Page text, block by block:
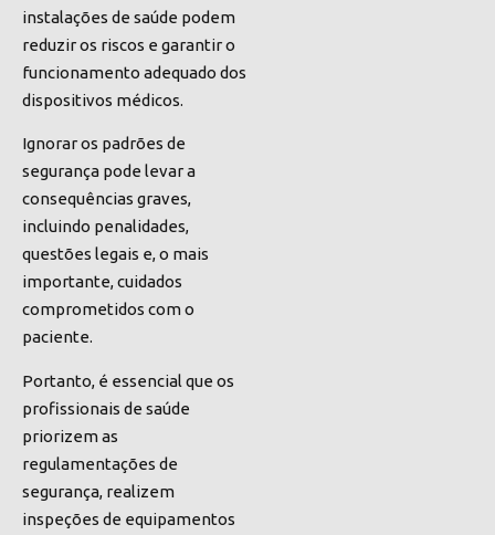
instalações de saúde podem
reduzir os riscos e garantir o
funcionamento adequado dos
dispositivos médicos.
Ignorar os padrões de
segurança pode levar a
consequências graves,
incluindo penalidades,
questões legais e, o mais
importante, cuidados
comprometidos com o
paciente.
Portanto, é essencial que os
profissionais de saúde
priorizem as
regulamentações de
segurança, realizem
inspeções de equipamentos